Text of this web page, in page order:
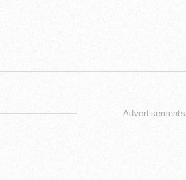
Advertisements